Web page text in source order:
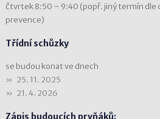
čtvrtek 8:50 – 9:40 (popř. jiný termín dle
prevence)
Třídní schůzky
se budou konat ve dnech
25. 11. 2025
21. 4. 2026
Zápis budoucích prvňáků: